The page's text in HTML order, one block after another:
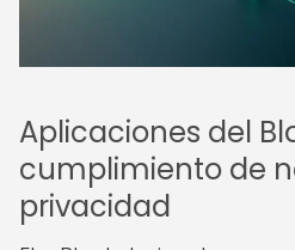
Aplicaciones del
cumplimiento de
privacidad